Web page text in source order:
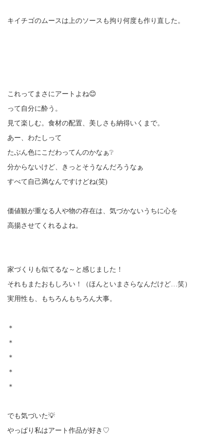
キイチゴのムースは上のソースも拘り何度も作り直した。
これってまさにアートよね😊
って自分に酔う。
見て楽しむ。食材の配置、美しさも納得いくまで。
あー、わたしって
たぶん色にこだわってんのかなぁ❔
分からないけど、きっとそうなんだろうなぁ
すべて自己満なんですけどね(笑)
価値観が重なる人や物の存在は、気づかないうちに心を
高揚させてくれるよね。
家づくりも似てるな～と感じました！
それもまたおもしろい！（ほんといまさらなんだけど…笑）
実用性も、もちろんもちろん大事。
＊
＊
＊
＊
＊
でも気づいた💡
やっぱり私はアート作品が好き♡